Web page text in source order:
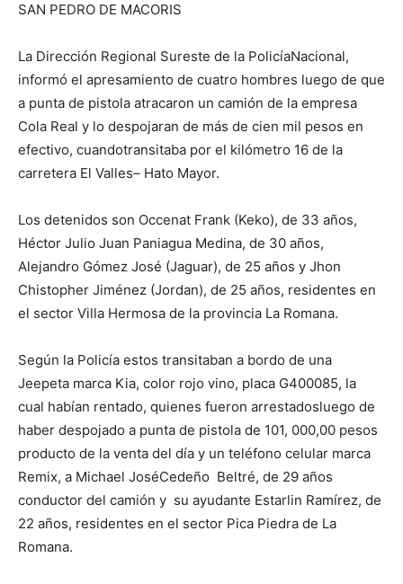
SAN PEDRO DE MACORIS
La Dirección Regional Sureste de la PolicíaNacional,
informó el apresamiento de cuatro hombres luego de que
a punta de pistola atracaron un camión de la empresa
Cola Real y lo despojaran de más de cien mil pesos en
efectivo, cuandotransitaba por el kilómetro 16 de la
carretera El Valles– Hato Mayor.
Los detenidos son Occenat Frank (Keko), de 33 años,
Héctor Julio Juan Paniagua Medina, de 30 años,
Alejandro Gómez José (Jaguar), de 25 años y Jhon
Chistopher Jiménez (Jordan), de 25 años, residentes en
el sector Villa Hermosa de la provincia La Romana.
Según la Policía estos transitaban a bordo de una
Jeepeta marca Kia, color rojo vino, placa G400085, la
cual habían rentado, quienes fueron arrestadosluego de
haber despojado a punta de pistola de 101, 000,00 pesos
producto de la venta del día y un teléfono celular marca
Remix, a Michael JoséCedeño Beltré, de 29 años
conductor del camión y su ayudante Estarlin Ramírez, de
22 años, residentes en el sector Pica Piedra de La
Romana.